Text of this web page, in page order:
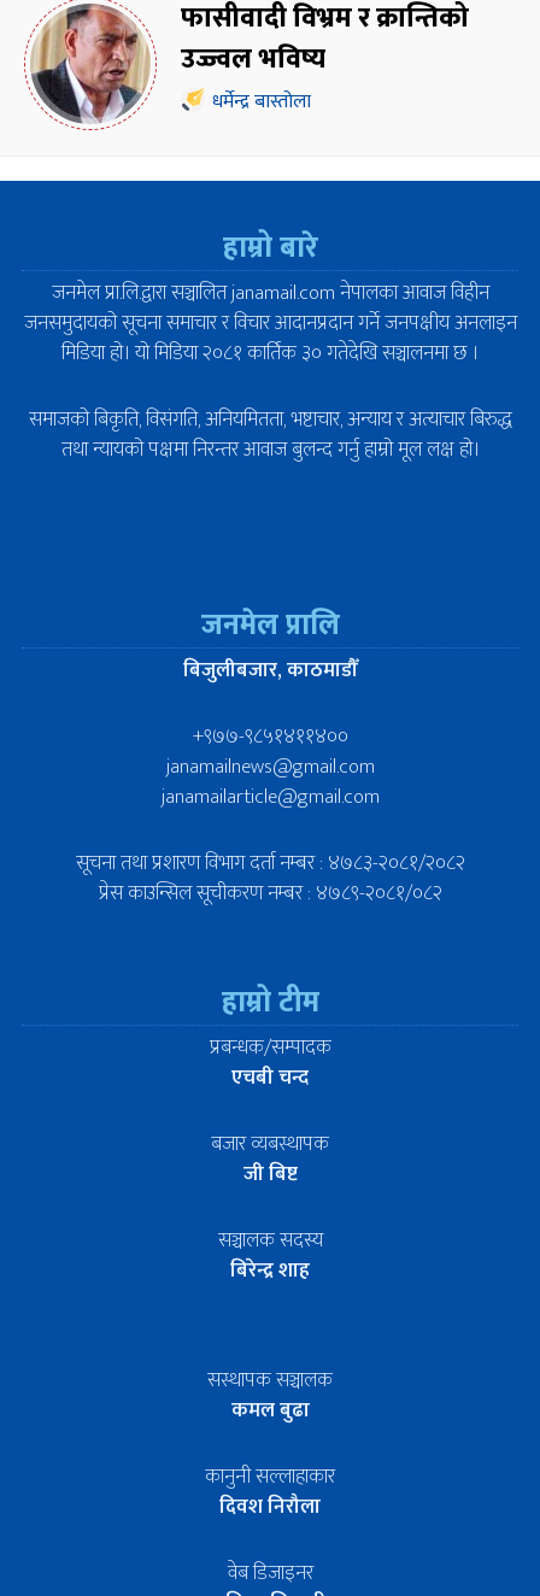
फासीवादी विभ्रम र क्रान्तिको
उज्ज्वल भविष्य
धर्मेन्द्र बास्तोला
हाम्रो बारे
जनमेल प्रा.लि.द्वारा सञ्चालित janamail.com नेपालका आवाज विहीन
जनसमुदायको सूचना समाचार र विचार आदानप्रदान गर्ने जनपक्षीय अनलाइन
मिडिया हो। यो मिडिया २०८१ कार्तिक ३० गतेदेखि सञ्चालनमा छ ।
समाजको बिकृति, विसंगति, अनियमितता, भष्टाचार, अन्याय र अत्याचार बिरुद्ध
तथा न्यायको पक्षमा निरन्तर आवाज बुलन्द गर्नु हाम्रो मूल लक्ष हो।
जनमेल प्रालि
बिजुलीबजार, काठमाडौँ
+९७७-९८५१४११४००
janamailnews@gmail.com
janamailarticle@gmail.com
सूचना तथा प्रशारण विभाग दर्ता नम्बर : ४७८३-२०८१/२०८२
प्रेस काउन्सिल सूचीकरण नम्बर : ४७८९-२०८१/०८२
हाम्रो टीम
प्रबन्धक/सम्पादक
एचबी चन्द
बजार व्यबस्थापक
जी बिष्ट
सञ्चालक सदस्य
बिरेन्द्र शाह
सस्थापक सञ्चालक
कमल बुढा
कानुनी सल्लाहाकार
दिवश निरौला
वेब डिजाइनर